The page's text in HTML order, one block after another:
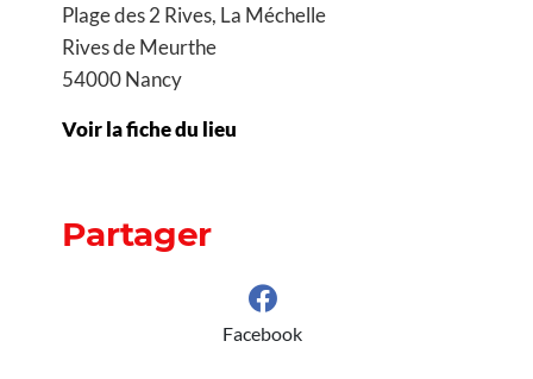
Plage des 2 Rives, La Méchelle
Rives de Meurthe
54000 Nancy
Voir la fiche du lieu
Partager
Facebook